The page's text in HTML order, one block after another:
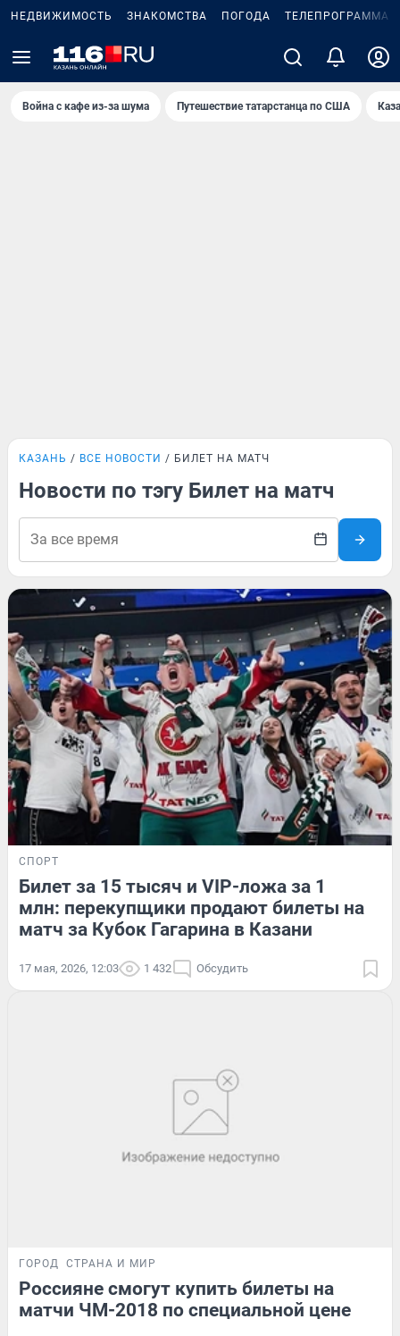
НЕДВИЖИМОСТЬ ЗНАКОМСТВА ПОГОДА ТЕЛЕПРОГРАММА
Война с кафе из-за шума Путешествие татарстанца по США
КАЗАНЬ ВСЕ НОВОСТИ БИЛЕТ НА МАТЧ
Новости по тэгу Билет на матч
СПОРТ
Билет за 15 тысяч и VIP-ложа за 1
млн: перекупщики продают билеты на
матч за Кубок Гагарина в Казани
17 мая, 2026, 12:03 1 432 Обсудить
ГОРОД СТРАНА И МИР
Россияне смогут купить билеты на
матчи ЧМ-2018 по специальной цене